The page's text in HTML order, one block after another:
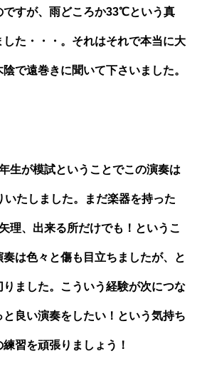
すが、雨どころか33℃という真
た・・・。それはそれで本当に大
で遠巻きに聞いて下さいました。
生が模試ということでこの演奏は
いたしました。まだ楽器を持った
理、出来る所だけでも！というこ
は色々と傷も目立ちましたが、と
ました。こういう経験が次につな
良い演奏をしたい！という気持ち
習を頑張りましょう！